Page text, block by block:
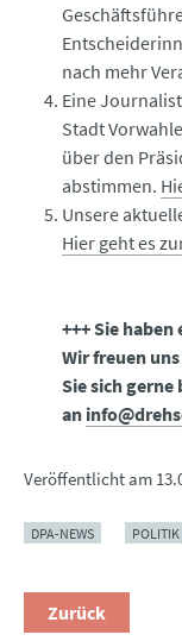
nach mehr
Eine
Stadt
über den
abstimmen.
Unsere
Hier geht es
+++ Sie
Wir freuen
Sie sich
an
Veröffentlicht am
DPA-NEWS POLITIK
Zurück